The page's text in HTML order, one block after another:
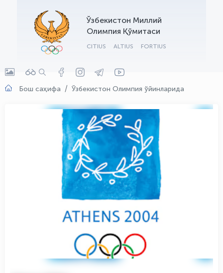
Ўзбекистон Миллий
Олимпия Қўмитаси
CITIUS ALTIUS FORTIUS
Бош саҳифа Ўзбекистон Олимпия ўйинларида
OLYMPCHIK AI - yordamchi
Онлайн · olympic.uz